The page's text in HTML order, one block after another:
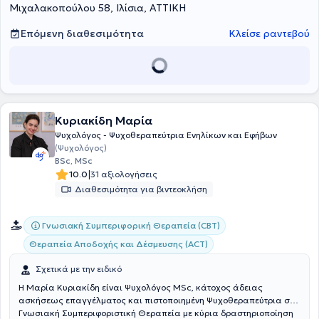
αναλυόμενος που «καθοδηγεί» τη θεραπεία, καθώς παρακινείται
Μιχαλακοπούλου 58, Ιλίσια, ΑΤΤΙΚΗ
Επόμενη διαθεσιμότητα
Κλείσε ραντεβού
Κυριακίδη Μαρία
Ψυχολόγος - Ψυχοθεραπεύτρια Ενηλίκων και Εφήβων
(Ψυχολόγος)
BSc, MSc
10.0|31 αξιολογήσεις
Διαθεσιμότητα για βιντεοκλήση
Γνωσιακή Συμπεριφορική Θεραπεία (CBT)
Θεραπεία Αποδοχής και Δέσμευσης (ACT)
Σχετικά με την ειδικό
Η Μαρία Κυριακίδη είναι Ψυχολόγος MSc, κάτοχος άδειας
ασκήσεως επαγγέλματος και πιστοποιημένη Ψυχοθεραπεύτρια στη
Γνωσιακή Συμπεριφοριστική Θεραπεία με κύρια δραστηριοποίηση